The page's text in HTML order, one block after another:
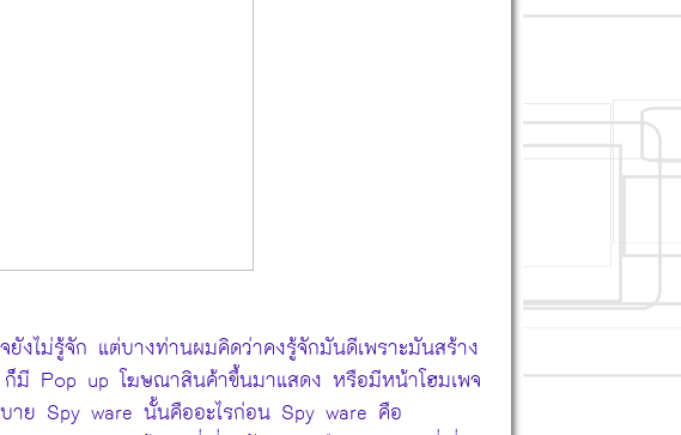
ไม่รู้จัก แต่บางท่านผมคิดว่าคงรู้จักมันดีเพราะมันสร้าง
ก็มี Pop up โฆษณาสินค้าขึ้นมาแสดง หรือมีหน้าโฮมเพจ
าย Spy ware นั้นคืออะไรก่อน Spy ware คือ